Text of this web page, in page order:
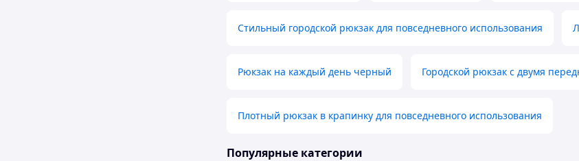
Стильный городской рюкзак для повседневного использования
Рюкзак на каждый день черный Городской рюкзак с двумя
Плотный рюкзак в крапинку для повседневного использования
Популярные категории